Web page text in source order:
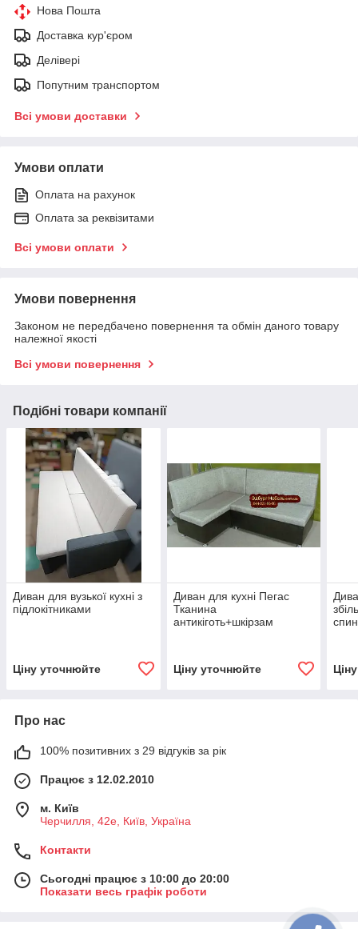
Нова Пошта
Доставка кур'єром
Делівері
Попутним транспортом
Всі умови доставки
Умови оплати
Оплата на рахунок
Оплата за реквізитами
Всі умови оплати
Умови повернення
Законом не передбачено повернення та обмін даного товару
належної якості
Всі умови повернення
Подібні товари компанії
Диван для вузької кухні з
підлокітниками
Ціну уточнюйте
Диван для кухні Пегас
Тканина
антикіготь+шкірзам
Ціну уточнюйте
Про нас
100% позитивних з 29 відгуків за рік
Працює з 12.02.2010
м. Київ
Черчилля, 42е, Київ, Україна
Контакти
Сьогодні працює з 10:00 до 20:00
Показати весь графік роботи